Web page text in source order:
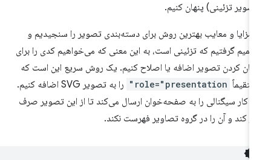
تزئینی) پنهان کنیم.
مزایا و معایب بهترین روش برای دسته‌بندی تصویر را سنجیدیم و
گرفتیم که تزئینی است، به این معنی که می‌خواهیم کدی را برای
کردن تصویر اضافه یا اصلاح کنیم. یک روش سریع این است که
role="presentation"
را به تصویر SVG اضافه کنیم.
کار سیگنالی را به صفحه‌خوان ارسال می‌کند تا از این تصویر صرف
کند و آن را در گروه تصاویر فهرست نکند.